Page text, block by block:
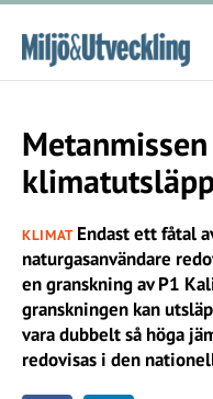
KLIMAT Endast ett fåtal
naturgasanvändare
en granskning av P1
granskningen kan
vara dubbelt så höga
redovisas i den